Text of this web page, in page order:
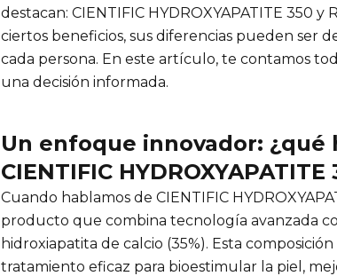
destacan: CIENTIFIC HYDROXYAPATITE 350
ciertos beneficios, sus diferencias pueden ser
cada persona. En este artículo, te contamos
una decisión informada.
Un enfoque innovador: ¿qué
CIENTIFIC HYDROXYAPATITE
Cuando hablamos de CIENTIFIC
producto que combina tecnología avanzada
hidroxiapatita de calcio (35%). Esta
tratamiento eficaz para bioestimular la piel,